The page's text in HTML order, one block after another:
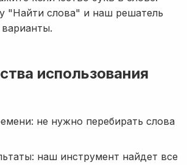
"Найти слова" и наш решатель
использования
не нужно перебирать слова
наш инструмент найдет все